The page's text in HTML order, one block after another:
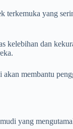
terkemuka yang
dan
membantu
yang